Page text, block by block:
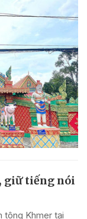
giữ tiếng nói
tông Khmer tại